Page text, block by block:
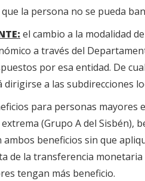
que la persona no se pueda
el cambio a la modalidad
a través del
por esa entidad. De
dirigirse a las subdirecciones
para personas mayores
(Grupo A del Sisbén),
ambos beneficios sin que
de la transferencia
tengan más beneficio.